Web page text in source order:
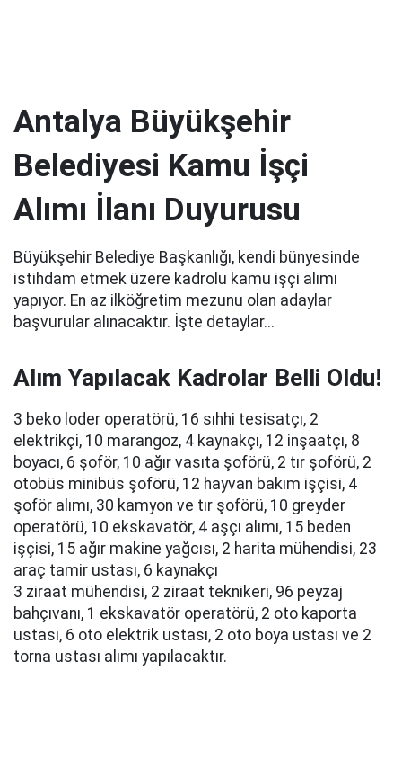
Antalya Büyükşehir
Belediyesi Kamu İşçi
Alımı İlanı Duyurusu
Büyükşehir Belediye Başkanlığı, kendi bünyesinde
istihdam etmek üzere kadrolu kamu işçi alımı
yapıyor. En az ilköğretim mezunu olan adaylar
başvurular alınacaktır. İşte detaylar...
Alım Yapılacak Kadrolar Belli Oldu!
3 beko loder operatörü, 16 sıhhi tesisatçı, 2
elektrikçi, 10 marangoz, 4 kaynakçı, 12 inşaatçı, 8
boyacı, 6 şoför, 10 ağır vasıta şoförü, 2 tır şoförü, 2
otobüs minibüs şoförü, 12 hayvan bakım işçisi, 4
şoför alımı, 30 kamyon ve tır şoförü, 10 greyder
operatörü, 10 ekskavatör, 4 aşçı alımı, 15 beden
işçisi, 15 ağır makine yağcısı, 2 harita mühendisi, 23
araç tamir ustası, 6 kaynakçı
3 ziraat mühendisi, 2 ziraat teknikeri, 96 peyzaj
bahçıvanı, 1 ekskavatör operatörü, 2 oto kaporta
ustası, 6 oto elektrik ustası, 2 oto boya ustası ve 2
torna ustası alımı yapılacaktır.